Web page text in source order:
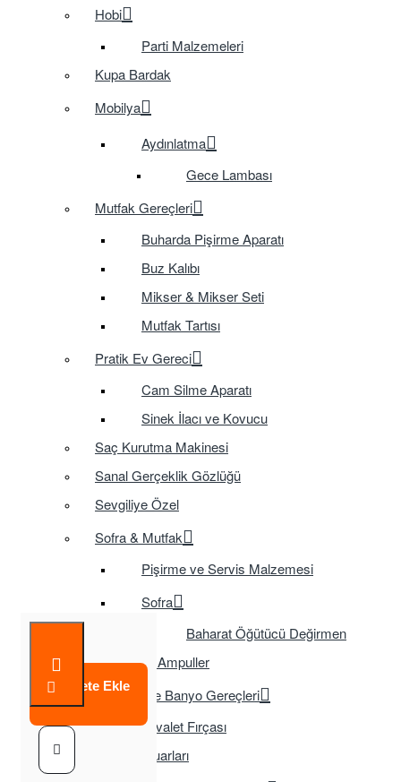
Hobi
Parti Malzemeleri
Kupa Bardak
Mobilya
Aydınlatma
Gece Lambası
Mutfak Gereçleri
Buharda Pişirme Aparatı
Buz Kalıbı
Mikser & Mikser Seti
Mutfak Tartısı
Pratik Ev Gereci
Cam Silme Aparatı
Sinek İlacı ve Kovucu
Saç Kurutma Makinesi
Sanal Gerçeklik Gözlüğü
Sevgiliye Özel
Sofra & Mutfak
Pişirme ve Servis Malzemesi
Sofra
Baharat Öğütücü Değirmen
Tasarruflu Ampuller
Temizlik ve Banyo Gereçleri
Tuvalet Fırçası
TV Aksesuarları
Sepete Ekle